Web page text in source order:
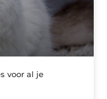
voor al je